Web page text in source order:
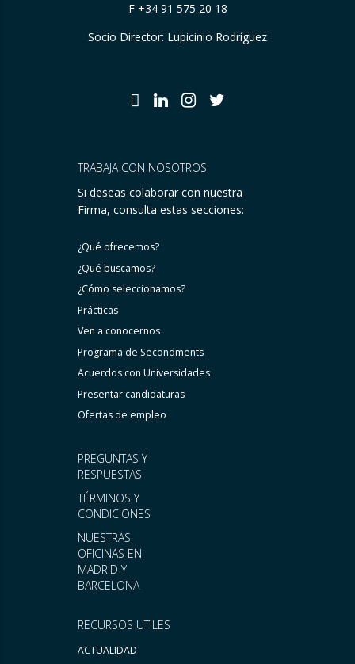
F +34 91 575 20 18
Socio Director: Lupicinio Rodríguez
RECURSOS UTILES
ACTUALIDAD
PREGUNTAS Y
RESPUESTAS
TÉRMINOS Y
CONDICIONES
NUESTRAS
OFICINAS EN
MADRID Y
BARCELONA
TRABAJA CON NOSOTROS
Si deseas colaborar con nuestra
Firma, consulta estas secciones:
¿Qué ofrecemos?
¿Qué buscamos?
¿Cómo seleccionamos?
Prácticas
Ven a conocernos
Programa de Secondments
Acuerdos con Universidades
Presentar candidaturas
Ofertas de empleo